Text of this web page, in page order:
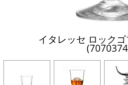
イタレッセ ロック